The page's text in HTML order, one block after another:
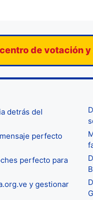
de votación
detrás del
perfecto
perfecto para
y gestionar